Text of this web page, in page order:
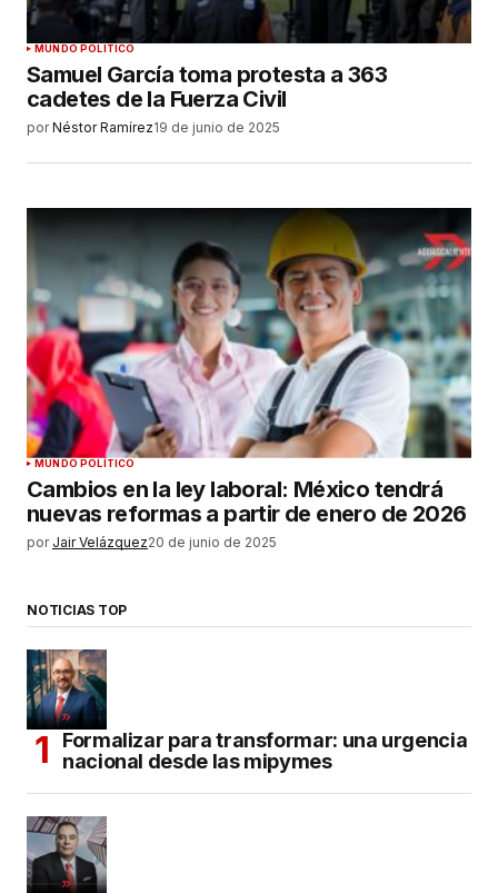
MUNDO POLÍTICO
Samuel García toma protesta a 363
cadetes de la Fuerza Civil
por Néstor Ramírez19 de junio de 2025
MUNDO POLÍTICO
Cambios en la ley laboral: México tendrá
nuevas reformas a partir de enero de 2026
por Jair Velázquez20 de junio de 2025
NOTICIAS TOP
Formalizar para transformar: una urgencia
nacional desde las mipymes